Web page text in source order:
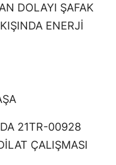
DOLAYI ŞAFAK
ENERJİ
21TR-00928
ÇALIŞMASI